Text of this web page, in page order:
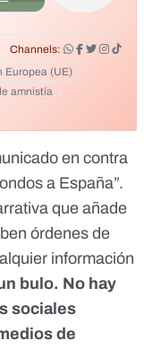
Channels:
Europea (UE)
amnistía
en contra
a España”.
que añade
órdenes de
información
bulo. No hay
sociales
de